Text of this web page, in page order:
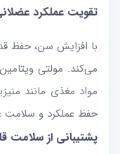
تقویت عملکرد
با افزایش سن، حفظ
حفظ عملکرد و سلامت
پشتیبانی از سلامت